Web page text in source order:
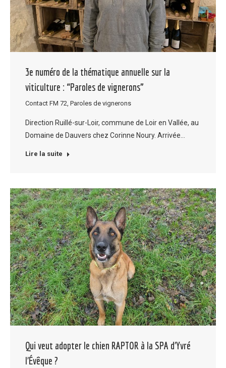
3e numéro de la thématique annuelle sur la
viticulture : “Paroles de vignerons”
Contact FM 72 Paroles de vignerons
Direction Ruillé-sur-Loir, commune de Loir en Vallée, au
Domaine de Dauvers chez Corinne Noury. Arrivée…
Lire la suite
Qui veut adopter le chien RAPTOR à la SPA d’Yvré
l’Évêque ?